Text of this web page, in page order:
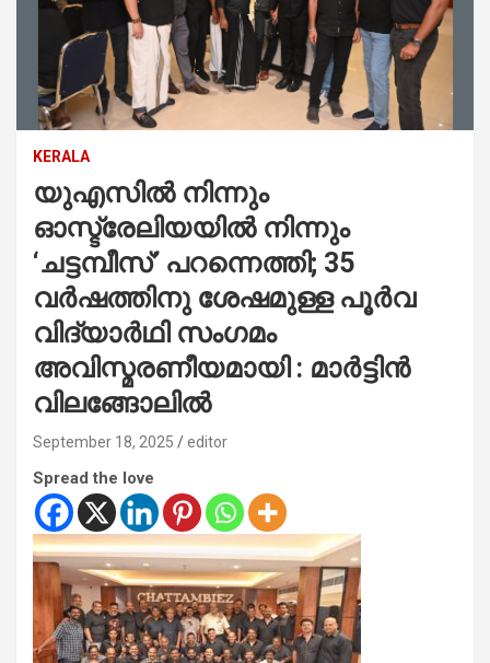
KERALA
യുഎസിൽ നിന്നും
ഓസ്ട്രേലിയയിൽ നിന്നും
‘ചട്ടമ്പീസ്’ പറന്നെത്തി; 35
വർഷത്തിനു ശേഷമുള്ള പൂർവ
വിദ്യാർഥി സംഗമം
അവിസ്മരണീയമായി : മാർട്ടിൻ
വിലങ്ങോലിൽ
September 18, 2025 editor
Spread the love